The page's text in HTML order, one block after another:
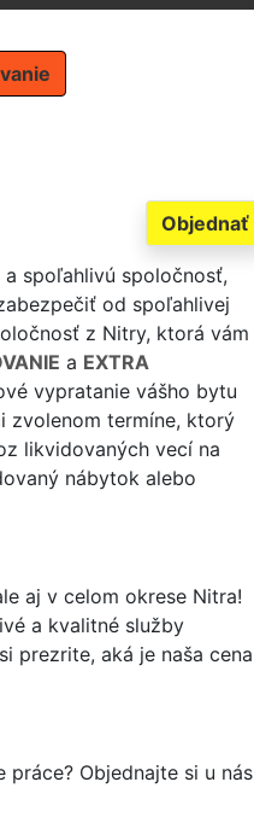
Objednať
spoľahlivú spoločnosť,
od spoľahlivej
z Nitry, ktorá vám
a EXTRA
vypratanie vášho bytu
zvolenom termíne, ktorý
likvidovaných vecí na
nábytok alebo
aj v celom okrese Nitra!
a kvalitné služby
prezrite, aká je naša cena
Objednajte si u nás